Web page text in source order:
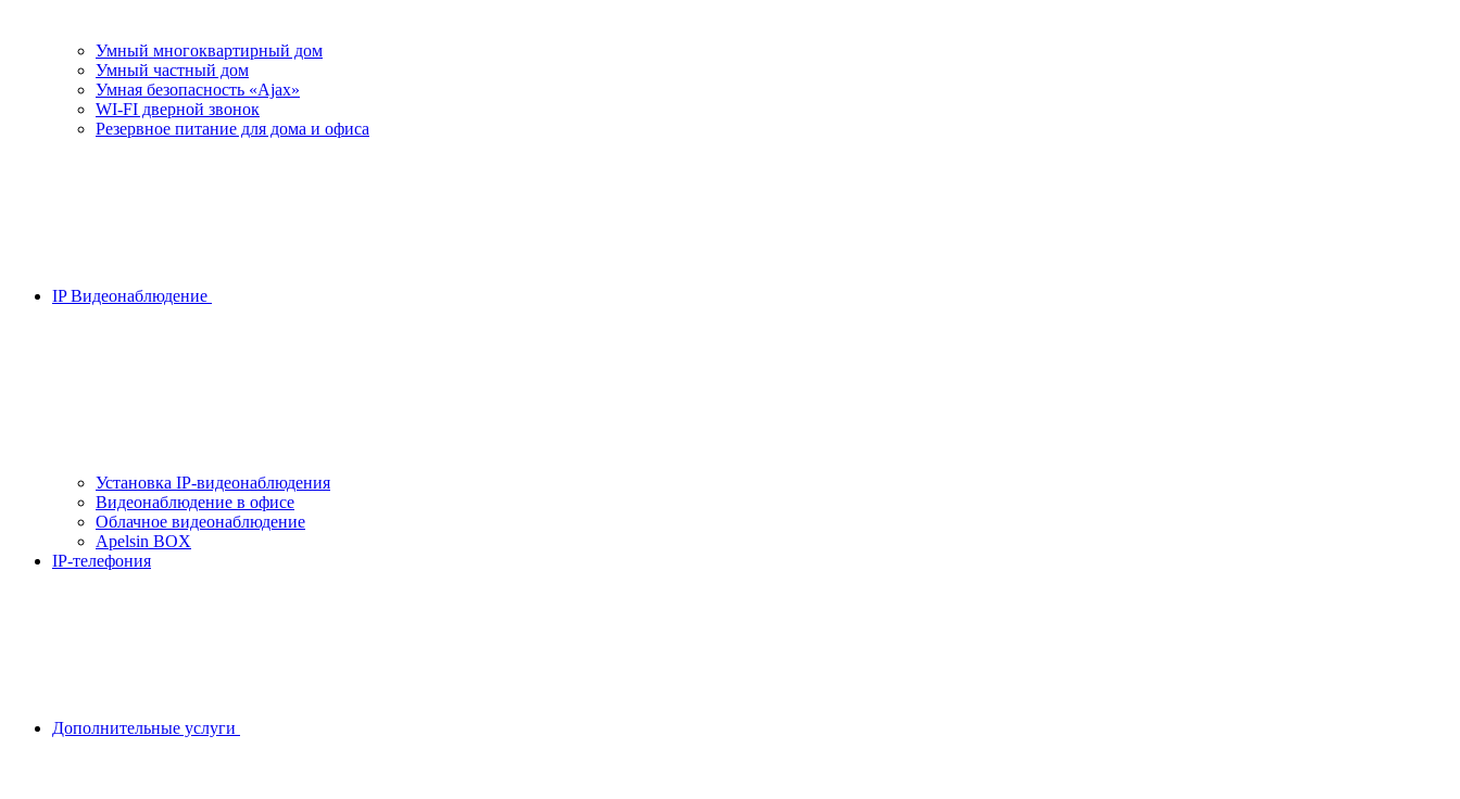
Умный многоквартирный дом
Умный частный дом
Умная безопасность «Ajax»
WI-FI дверной звонок
Резервное питание для дома и офиса
IP Видеонаблюдение
Установка IP-видеонаблюдения
Видеонаблюдение в офисе
Облачное видеонаблюдение
Apelsin BOX
IP-телефония
Дополнительные услуги